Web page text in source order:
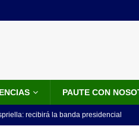
PAUTE CON
recibirá la banda presidencial